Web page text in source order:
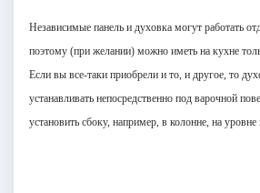
Независимые панель и духовка могут работать
поэтому (при желании) можно иметь на кухне
Если вы все-таки приобрели и то, и другое, то
устанавливать непосредственно под варочной
установить сбоку, например, в колонне, на уровне